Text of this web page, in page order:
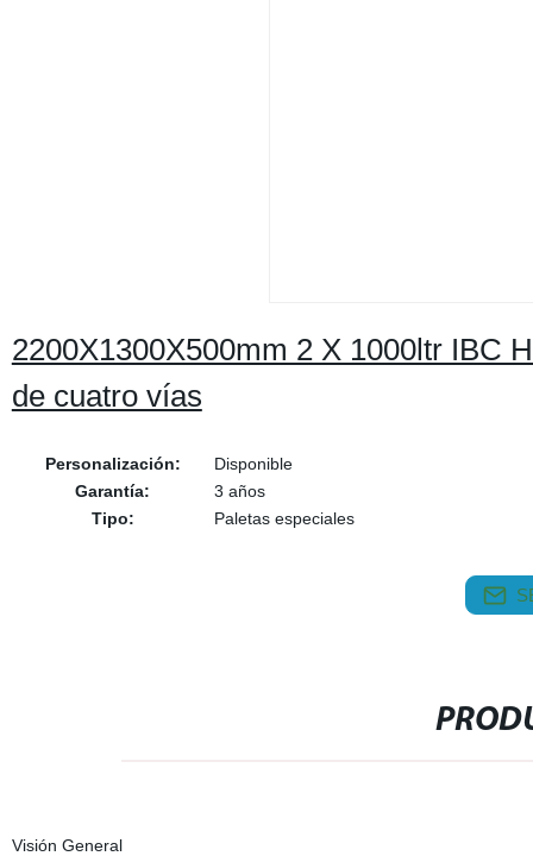
2200X1300X500mm 2 X 1000ltr IBC
de cuatro vías
Personalización:
Disponible
Garantía:
3 años
Tipo:
Paletas especiales
Visión General